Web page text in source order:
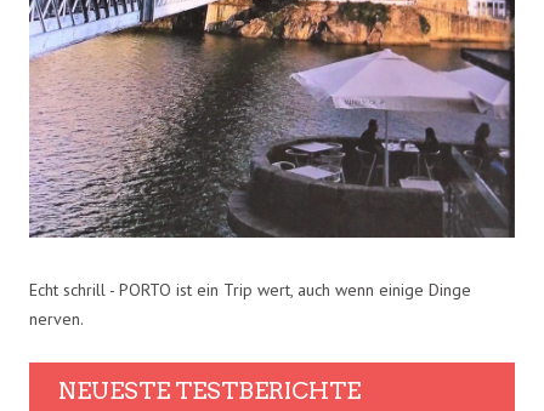
Echt schrill - PORTO ist ein Trip wert, auch wenn einige Dinge
nerven.
NEUESTE TESTBERICHTE